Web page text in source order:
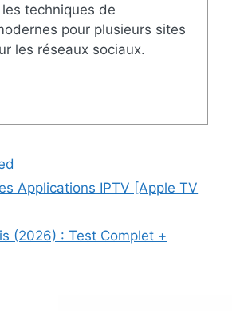
techniques de
pour plusieurs sites
les réseaux sociaux.
Applications IPTV [Apple TV
(2026) : Test Complet +